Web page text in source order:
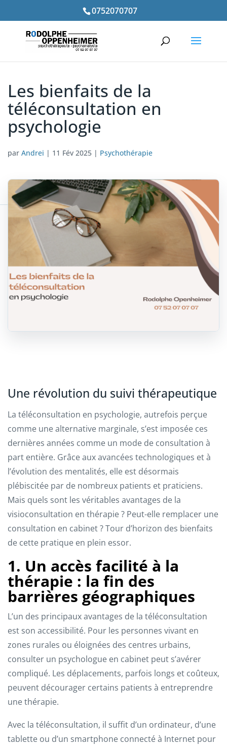
0752070707
Les bienfaits de la
téléconsultation en
psychologie
par Andrei | 11 Fév 2025 | Psychothérapie
Une révolution du suivi thérapeutique
La téléconsultation en psychologie, autrefois perçue
comme une alternative marginale, s’est imposée ces
dernières années comme un mode de consultation à
part entière. Grâce aux avancées technologiques et à
l’évolution des mentalités, elle est désormais
plébiscitée par de nombreux patients et praticiens.
Mais quels sont les véritables avantages de la
visioconsultation en thérapie ? Peut-elle remplacer une
consultation en cabinet ? Tour d’horizon des bienfaits
de cette pratique en plein essor.
1. Un accès facilité à la
thérapie : la fin des
barrières géographiques
L’un des principaux avantages de la téléconsultation
est son accessibilité. Pour les personnes vivant en
zones rurales ou éloignées des centres urbains,
consulter un psychologue en cabinet peut s’avérer
compliqué. Les déplacements, parfois longs et coûteux,
peuvent décourager certains patients à entreprendre
une thérapie.
Avec la téléconsultation, il suffit d’un ordinateur, d’une
tablette ou d’un smartphone connecté à Internet pour